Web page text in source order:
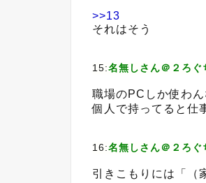
>>13
それはそう
15:名無しさん＠２ろぐ
職場のPCしか使わん
個人で持ってると仕
16:名無しさん＠２ろぐ
引きこもりには「（